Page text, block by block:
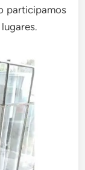
participamos